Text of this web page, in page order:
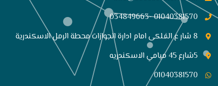
01040381570 -034849663
8 شار ع الفلكى امام ادارة الجوازات محطة الرمل الاسكندرية
5شارع 45 ميامي الاسكندريه
01040381570